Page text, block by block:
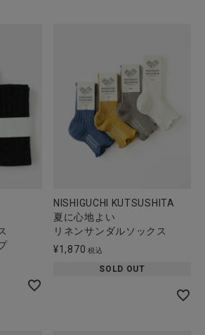
NISHIGUCHI KUTSUSHITA
夏に心地よい
リネンサンダルソックス
¥1,870 税込
SOLD OUT